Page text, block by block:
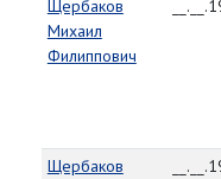
Щербаков
Михаил
Филиппович
Щербаков